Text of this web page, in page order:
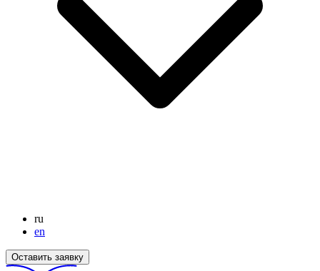
ru
en
Оставить заявку